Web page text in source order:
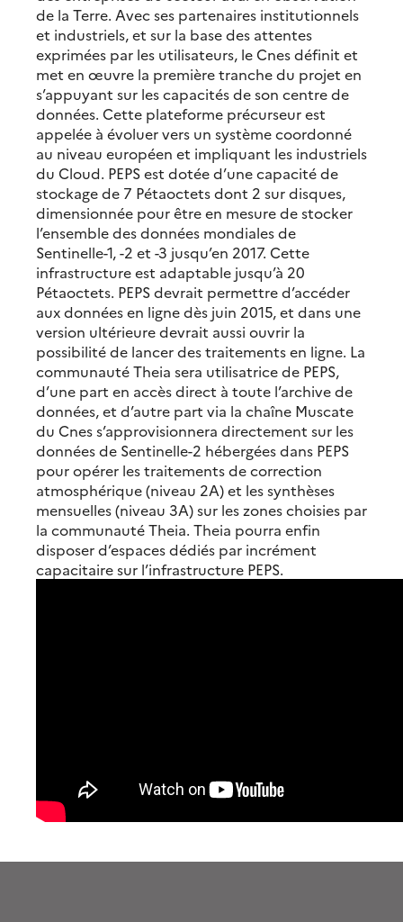
de la Terre. Avec ses partenaires institutionnels
et industriels, et sur la base des attentes
exprimées par les utilisateurs, le Cnes définit et
met en œuvre la première tranche du projet en
s’appuyant sur les capacités de son centre de
données. Cette plateforme précurseur est
appelée à évoluer vers un système coordonné
au niveau européen et impliquant les industriels
du Cloud. PEPS est dotée d’une capacité de
stockage de 7 Pétaoctets dont 2 sur disques,
dimensionnée pour être en mesure de stocker
l’ensemble des données mondiales de
Sentinelle-1, -2 et -3 jusqu’en 2017. Cette
infrastructure est adaptable jusqu’à 20
Pétaoctets. PEPS devrait permettre d’accéder
aux données en ligne dès juin 2015, et dans une
version ultérieure devrait aussi ouvrir la
possibilité de lancer des traitements en ligne. La
communauté Theia sera utilisatrice de PEPS,
d’une part en accès direct à toute l’archive de
données, et d’autre part via la chaîne Muscate
du Cnes s’approvisionnera directement sur les
données de Sentinelle-2 hébergées dans PEPS
pour opérer les traitements de correction
atmosphérique (niveau 2A) et les synthèses
mensuelles (niveau 3A) sur les zones choisies par
la communauté Theia. Theia pourra enfin
disposer d’espaces dédiés par incrément
capacitaire sur l’infrastructure PEPS.